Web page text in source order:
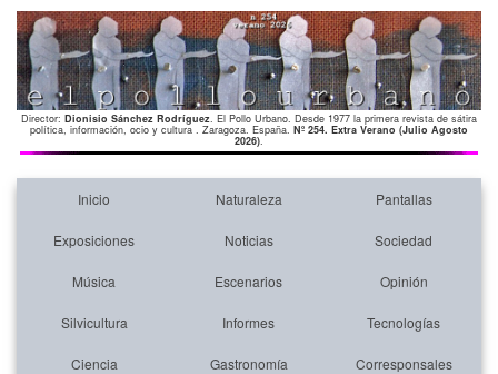
Director: Dionisio Sánchez Rodríguez. El Pollo Urbano. Desde 1977 la primera revista de sátira
política, información, ocio y cultura . Zaragoza. España. Nº 254. Extra Verano (Julio Agosto
2026).
Inicio Naturaleza Pantallas
Exposiciones Noticias Sociedad
Música Escenarios Opinión
Silvicultura Informes Tecnologías
Ciencia Gastronomía Corresponsales